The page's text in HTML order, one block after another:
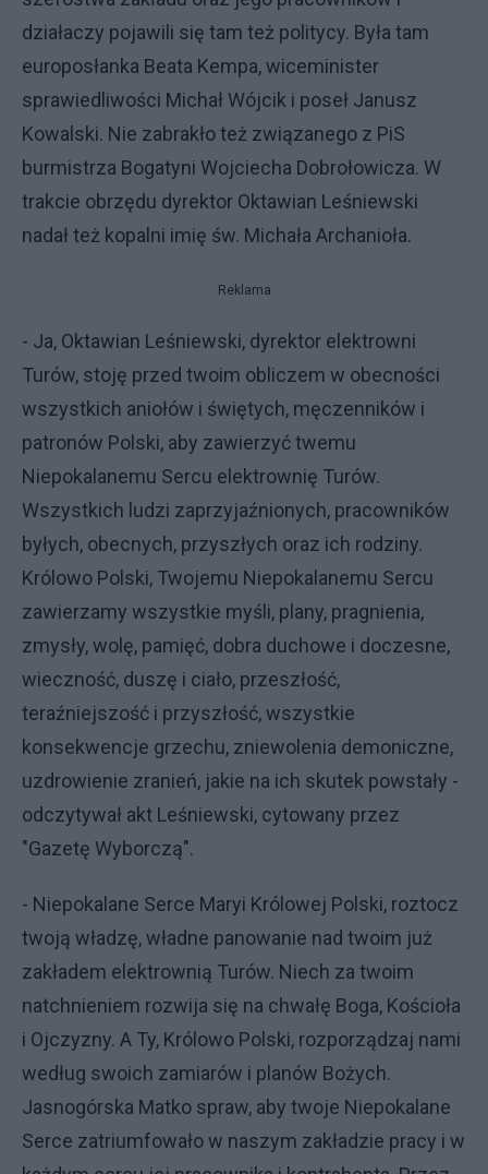
działaczy pojawili się tam też politycy. Była tam
europosłanka Beata Kempa, wiceminister
sprawiedliwości Michał Wójcik i poseł Janusz
Kowalski. Nie zabrakło też związanego z PiS
burmistrza Bogatyni Wojciecha Dobrołowicza. W
trakcie obrzędu dyrektor Oktawian Leśniewski
nadał też kopalni imię św. Michała Archanioła.
Reklama
- Ja, Oktawian Leśniewski, dyrektor elektrowni
Turów, stoję przed twoim obliczem w obecności
wszystkich aniołów i świętych, męczenników i
patronów Polski, aby zawierzyć twemu
Niepokalanemu Sercu elektrownię Turów.
Wszystkich ludzi zaprzyjaźnionych, pracowników
byłych, obecnych, przyszłych oraz ich rodziny.
Królowo Polski, Twojemu Niepokalanemu Sercu
zawierzamy wszystkie myśli, plany, pragnienia,
zmysły, wolę, pamięć, dobra duchowe i doczesne,
wieczność, duszę i ciało, przeszłość,
teraźniejszość i przyszłość, wszystkie
konsekwencje grzechu, zniewolenia demoniczne,
uzdrowienie zranień, jakie na ich skutek powstały -
odczytywał akt Leśniewski, cytowany przez
"Gazetę Wyborczą".
- Niepokalane Serce Maryi Królowej Polski, roztocz
twoją władzę, władne panowanie nad twoim już
zakładem elektrownią Turów. Niech za twoim
natchnieniem rozwija się na chwałę Boga, Kościoła
i Ojczyzny. A Ty, Królowo Polski, rozporządzaj nami
według swoich zamiarów i planów Bożych.
Jasnogórska Matko spraw, aby twoje Niepokalane
Serce zatriumfowało w naszym zakładzie pracy i w